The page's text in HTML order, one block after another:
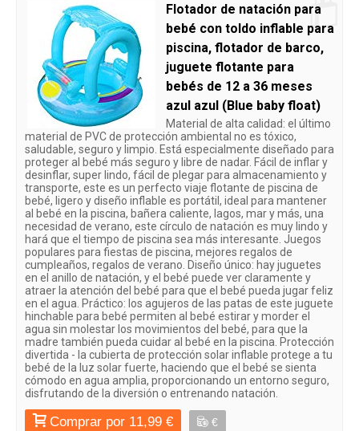
Flotador de natación para
bebé con toldo inflable para
piscina, flotador de barco,
juguete flotante para
bebés de 12 a 36 meses
azul azul (Blue baby float)
Material de alta calidad: el último
material de PVC de protección ambiental no es tóxico,
saludable, seguro y limpio. Está especialmente diseñado para
proteger al bebé más seguro y libre de nadar. Fácil de inflar y
desinflar, super lindo, fácil de plegar para almacenamiento y
transporte, este es un perfecto viaje flotante de piscina de
bebé, ligero y diseño inflable es portátil, ideal para mantener
al bebé en la piscina, bañera caliente, lagos, mar y más, una
necesidad de verano, este círculo de natación es muy lindo y
hará que el tiempo de piscina sea más interesante. Juegos
populares para fiestas de piscina, mejores regalos de
cumpleaños, regalos de verano. Diseño único: hay juguetes
en el anillo de natación, y el bebé puede ver claramente y
atraer la atención del bebé para que el bebé pueda jugar feliz
en el agua. Práctico: los agujeros de las patas de este juguete
hinchable para bebé permiten al bebé estirar y morder el
agua sin molestar los movimientos del bebé, para que la
madre también pueda cuidar al bebé en la piscina. Protección
divertida - la cubierta de protección solar inflable protege a tu
bebé de la luz solar fuerte, haciendo que el bebé se sienta
cómodo en agua amplia, proporcionando un entorno seguro,
disfrutando de la diversión o entrenando natación.
Comprar por 11,99 € €